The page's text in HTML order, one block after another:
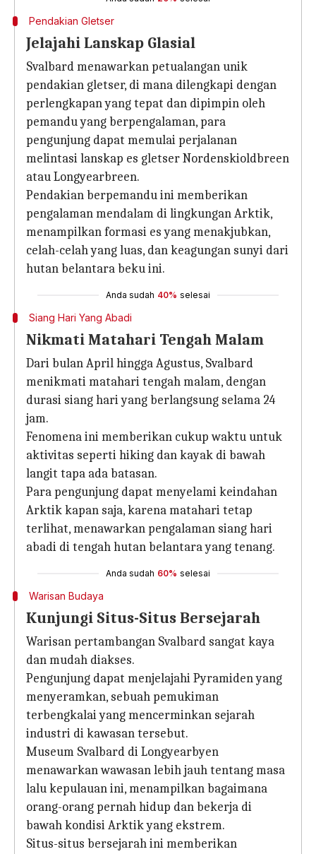
Pendakian Gletser
Jelajahi Lanskap Glasial
Svalbard menawarkan petualangan unik
pendakian gletser, di mana dilengkapi dengan
perlengkapan yang tepat dan dipimpin oleh
pemandu yang berpengalaman, para
pengunjung dapat memulai perjalanan
melintasi lanskap es gletser Nordenskioldbreen
atau Longyearbreen.
Pendakian berpemandu ini memberikan
pengalaman mendalam di lingkungan Arktik,
menampilkan formasi es yang menakjubkan,
celah-celah yang luas, dan keagungan sunyi dari
hutan belantara beku ini.
Anda sudah 40% selesai
Siang Hari Yang Abadi
Nikmati Matahari Tengah Malam
Dari bulan April hingga Agustus, Svalbard
menikmati matahari tengah malam, dengan
durasi siang hari yang berlangsung selama 24
jam.
Fenomena ini memberikan cukup waktu untuk
aktivitas seperti hiking dan kayak di bawah
langit tapa ada batasan.
Para pengunjung dapat menyelami keindahan
Arktik kapan saja, karena matahari tetap
terlihat, menawarkan pengalaman siang hari
abadi di tengah hutan belantara yang tenang.
Anda sudah 60% selesai
Warisan Budaya
Kunjungi Situs-Situs Bersejarah
Warisan pertambangan Svalbard sangat kaya
dan mudah diakses.
Pengunjung dapat menjelajahi Pyramiden yang
menyeramkan, sebuah pemukiman
terbengkalai yang mencerminkan sejarah
industri di kawasan tersebut.
Museum Svalbard di Longyearbyen
menawarkan wawasan lebih jauh tentang masa
lalu kepulauan ini, menampilkan bagaimana
orang-orang pernah hidup dan bekerja di
bawah kondisi Arktik yang ekstrem.
Situs-situs bersejarah ini memberikan